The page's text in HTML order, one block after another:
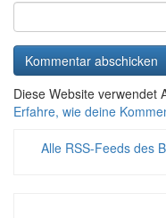
Diese Website verwendet
Erfahre, wie deine
Alle RSS-Feeds des